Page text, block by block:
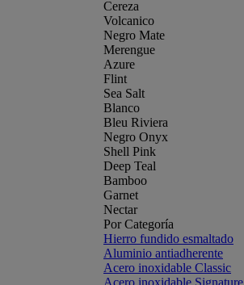
Cereza
Volcanico
Negro Mate
Merengue
Azure
Flint
Sea Salt
Blanco
Bleu Riviera
Negro Onyx
Shell Pink
Deep Teal
Bamboo
Garnet
Nectar
Por Categoría
Hierro fundido esmaltado
Aluminio antiadherente
Acero inoxidable Classic
Acero inoxidable Signature